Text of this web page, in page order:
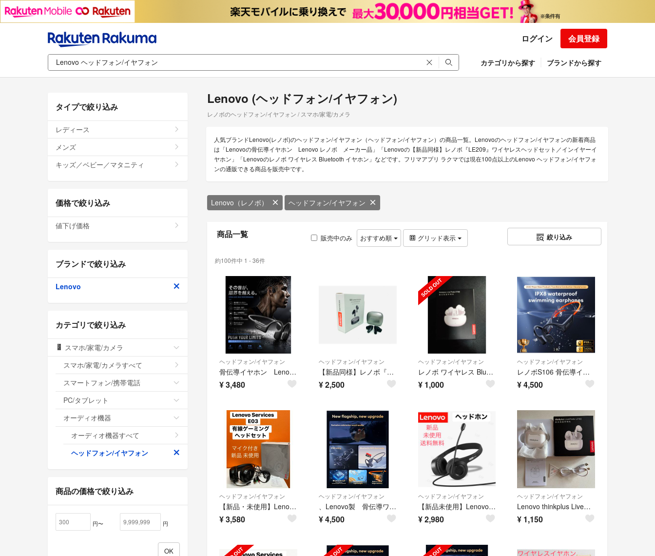
ログイン 会員登録
カテゴリから探す ブランドから探す
Lenovo (ヘッドフォン/イヤフォン)
レノボのヘッドフォン/イヤフォン / スマホ/家電/カメラ
人気ブランドLenovo(レノボ)のヘッドフォン/イヤフォン（ヘッドフォン/イヤフォン）の商品一覧。Lenovoのヘッドフォン/イヤフォンの新着商品
は「Lenovoの骨伝導イヤホン Lenovo レノボ メーカー品」「Lenovoの【新品同様】レノボ『LE209』ワイヤレスヘッドセット／インイヤーイ
ヤホン」「Lenovoのレノボ ワイヤレス Bluetooth イヤホン」などです。フリマアプリ ラクマでは現在100点以上のLenovo ヘッドフォン/イヤフォ
ンの通販できる商品を販売中です。
Lenovo（レノボ） ヘッドフォン/イヤフォン
商品一覧 販売中のみ おすすめ順 グリッド表示 絞り込み
約100件中 1 - 36件
ヘッドフォン/イヤフォン
骨伝導イヤホン Lenovo レノボ メーカー品
¥3,480
ヘッドフォン/イヤフォン
【新品同様】レノボ『LE209』ワイヤレスヘッドセット／インイヤーイヤホン
¥2,500
ヘッドフォン/イヤフォン
レノボ ワイヤレス Bluetooth イヤホン
¥ 1,000
ヘッドフォン/イヤフォン
レノボS106 骨伝導イヤホン IPX8
¥4,500
ヘッドフォン/イヤフォン
【新品・未使用】Lenovo 有線 ゲーミングヘッドセット E03 マイク付き PC用
¥3,580
ヘッドフォン/イヤフォン
、Lenovo製 骨伝導ワイヤレスヘッドホンS106
¥4,500
ヘッドフォン/イヤフォン
【新品未使用】Lenovo Services オーバーイヤーヘッドホン 黒
¥2,980
ヘッドフォン/イヤフォン
Lenovo thinkplus LivePods LP40 本体
¥ 1,150
タイプで絞り込み
レディース
メンズ
キッズ／ベビー／マタニティ
価格で絞り込み
値下げ価格
ブランドで絞り込み
Lenovo
カテゴリで絞り込み
スマホ/家電/カメラ
スマホ/家電/カメラすべて
スマートフォン/携帯電話
PC/タブレット
オーディオ機器
オーディオ機器すべて
ヘッドフォン/イヤフォン
商品の価格で絞り込み
円〜 円